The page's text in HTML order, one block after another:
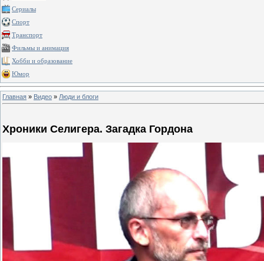
Сериалы
Спорт
Транспорт
Фильмы и анимация
Хобби и образование
Юмор
Главная » Видео » Люди и блоги
Хроники Селигера. Загадка Гордона